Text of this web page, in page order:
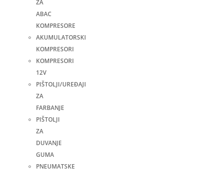
ZA
ABAC
KOMPRESORE
AKUMULATORSKI
KOMPRESORI
KOMPRESORI
12V
PIŠTOLJI/UREĐAJI
ZA
FARBANJE
PIŠTOLJI
ZA
DUVANJE
GUMA
PNEUMATSKE